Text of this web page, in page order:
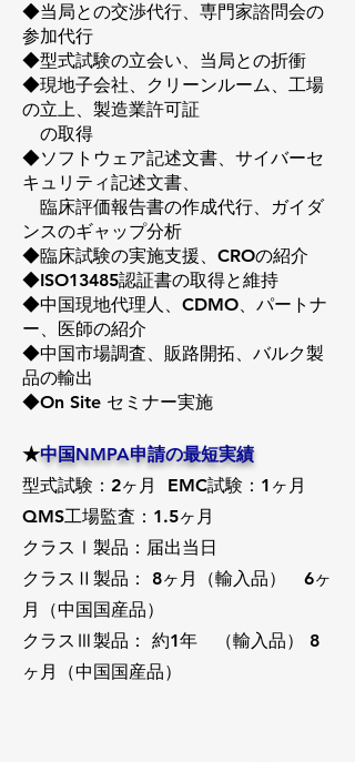
◆当局との交渉代行、専門家諮問会の
参加代行
◆型式試験の立会い、当局との折衝
◆現地子会社、クリーンルーム、工場
の立上、製造業許可証
の取得
◆ソフトウェア記述文書、サイバーセ
キュリティ記述文書、
臨床評価報告書の作成代行、ガイダ
ンスのギャップ分析
◆臨床試験の実施支援、CROの紹介
◆ISO13485認証書の取得と維持
◆中国現地代理人、CDMO、パートナ
ー、医師の紹介
◆中国市場調査、販路開拓、バルク製
品の輸出
◆On Site セミナー実施
★中国NMPA申請の最短実績
型式試験：2ヶ月 EMC試験：1ヶ月
QMS工場監査：1.5ヶ月
クラスⅠ製品：届出当日
クラスⅡ製品： 8ヶ月（輸入品） 6ヶ
月（中国国産品）
クラスⅢ製品： 約1年 （輸入品） 8
ヶ月（中国国産品）